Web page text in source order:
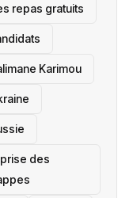
repas gratuits
Karimou
des